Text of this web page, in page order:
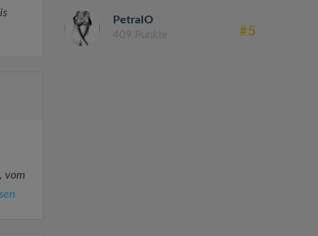
vom
PetraIO
409 Punkte #5